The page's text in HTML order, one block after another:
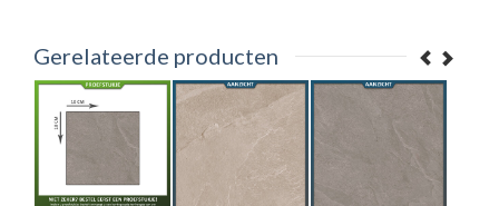
Gerelateerde producten